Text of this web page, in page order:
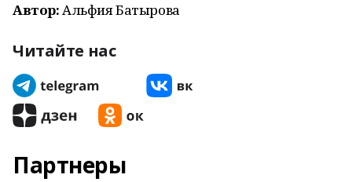
Автор:Альфия Батырова
Читайте нас
Партнеры